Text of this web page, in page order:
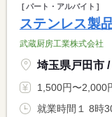
パート・アルバイト
ステンレス製
武蔵厨房工業株式会社
1,500円〜2,000円 ※フルタイム